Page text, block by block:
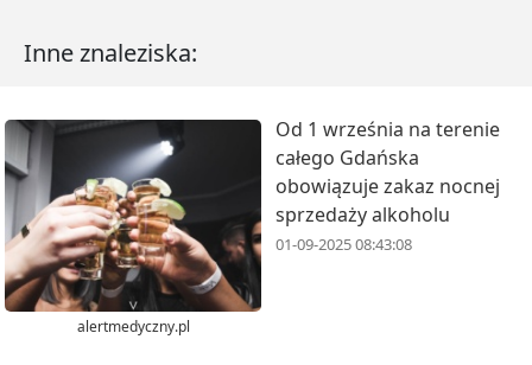
Inne znaleziska:
alertmedyczny.pl
Od 1 września na terenie
całego Gdańska
obowiązuje zakaz nocnej
sprzedaży alkoholu
01-09-2025 08:43:08